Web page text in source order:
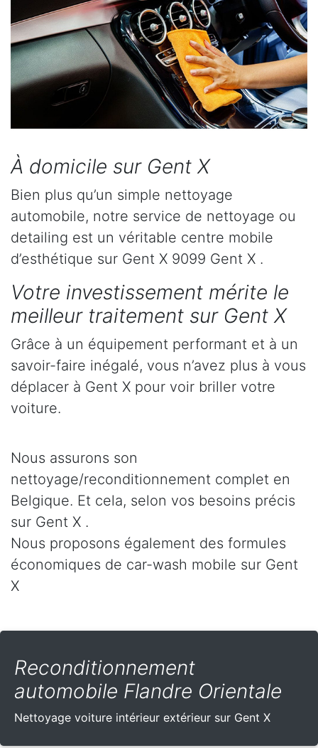
À domicile sur Gent X
Bien plus qu’un simple nettoyage
automobile, notre service de nettoyage ou
detailing est un véritable centre mobile
d’esthétique sur Gent X 9099 Gent X .
Votre investissement mérite le
meilleur traitement sur Gent X
Grâce à un équipement performant et à un
savoir-faire inégalé, vous n’avez plus à vous
déplacer à Gent X pour voir briller votre
voiture.
Nous assurons son
nettoyage/reconditionnement complet en
Belgique. Et cela, selon vos besoins précis
sur Gent X .
Nous proposons également des formules
économiques de car-wash mobile sur Gent
X
Reconditionnement
automobile Flandre Orientale
Nettoyage voiture intérieur extérieur sur Gent X